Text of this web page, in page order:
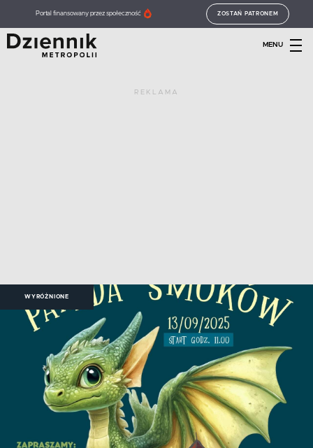
Portal finansowany przez społeczność ZOSTAŃ PATRONEM
MENU
REKLAMA
WYRÓŻNIONE